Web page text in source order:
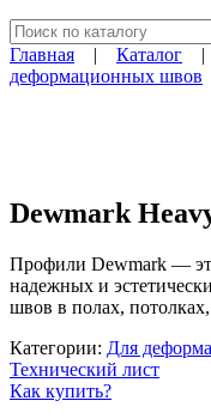
Главная | Каталог
деформационных швов
Dewmark
Профили Dewmark —
надежных и
швов в полах,
Категории: Для
Технический лист
Как купить?